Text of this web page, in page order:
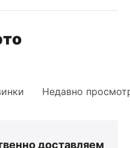
Недавно
доставляем